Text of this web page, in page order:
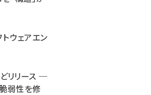
ウェアエン
リリース ─
弱性を修